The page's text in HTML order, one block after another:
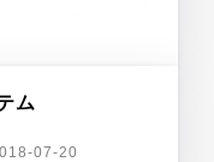
ム
07-20